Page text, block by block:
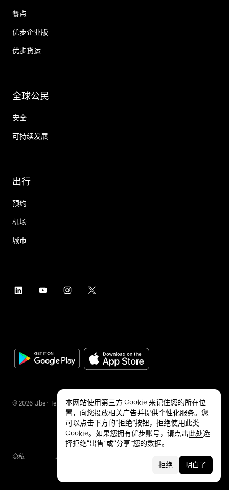
餐点
优步企业版
优步货运
全球公民
安全
可持续发展
出行
预约
机场
城市
© 2026 Uber Technologies Inc.
隐私 无障碍服务
本网站使用第三方 Cookie 来记住您的所在位
置，向您投放相关广告并提供个性化服务。您
可以点击下方的“拒绝”按钮，拒绝使用此类
Cookie。如果您拥有优步账号，请点击此处选
择拒绝“出售”或“分享”您的数据。
拒绝 明白了